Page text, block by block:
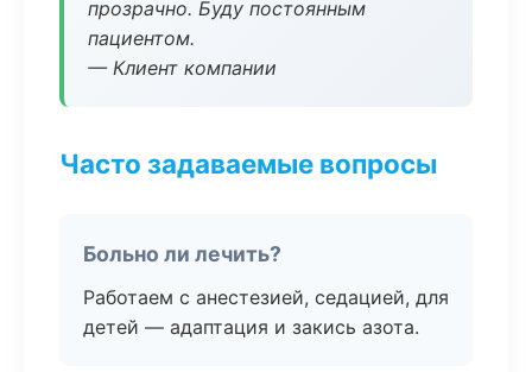
прозрачно. Буду постоянным
пациентом.
— Клиент компании
Часто задаваемые вопросы
Больно ли лечить?
Работаем с анестезией, седацией, для
детей — адаптация и закись азота.